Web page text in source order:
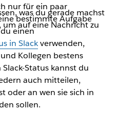
was du gerade machst
auf eine Nachricht zu
nur für ein paar
bestimmte Aufgabe
einen
in Slackverwenden,
Kollegen bestens
Status kannst du
auch mitteilen,
oder an wen sie sich in
sollen.